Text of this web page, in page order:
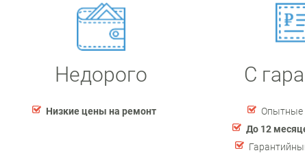
Недорого
Низкие цены на ремонт
С
Опытные
До 12